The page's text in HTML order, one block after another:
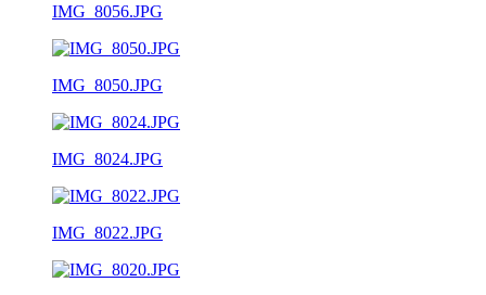
IMG_8056.JPG
IMG_8050.JPG
IMG_8024.JPG
IMG_8022.JPG